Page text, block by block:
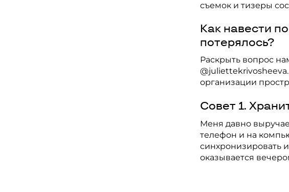
съемок и тизеры
Как навести
потерялось?
Раскрыть вопрос
организации
Совет 1.
Меня давно
телефон и на
синхронизировать
оказывается